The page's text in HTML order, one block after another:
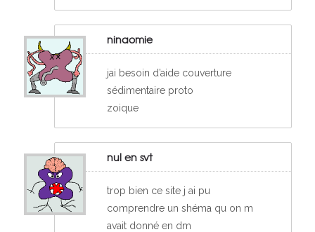
ninaomie
jai besoin d’aide couverture
sédimentaire proto
zoique
nul en svt
trop bien ce site j ai pu
comprendre un shéma qu on m
avait donné en dm